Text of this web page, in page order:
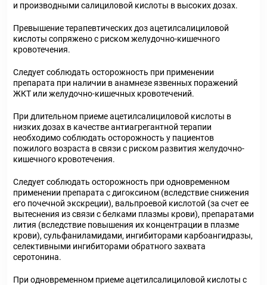
и производными салициловой кислоты в высоких дозах.
Превышение терапевтических доз ацетилсалициловой
кислоты сопряжено с риском желудочно-кишечного
кровотечения.
Следует соблюдать осторожность при применении
препарата при наличии в анамнезе язвенных поражений
ЖКТ или желудочно-кишечных кровотечений.
При длительном приеме ацетилсалициловой кислоты в
низких дозах в качестве антиагрегантной терапии
необходимо соблюдать осторожность у пациентов
пожилого возраста в связи с риском развития желудочно-
кишечного кровотечения.
Следует соблюдать осторожность при одновременном
применении препарата с дигоксином (вследствие снижения
его почечной экскреции), вальпроевой кислотой (за счет ее
вытеснения из связи с белками плазмы крови), препаратами
лития (вследствие повышения их концентрации в плазме
крови), сульфаниламидами, ингибиторами карбоангидразы,
селективными ингибиторами обратного захвата
серотонина.
При одновременном приеме ацетилсалициловой кислоты с